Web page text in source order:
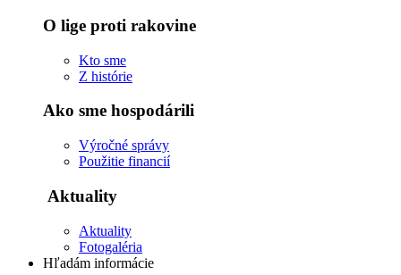
O lige proti rakovine
Kto sme
Z histórie
Ako sme hospodárili
Výročné správy
Použitie financií
Aktuality
Aktuality
Fotogaléria
Hľadám informácie